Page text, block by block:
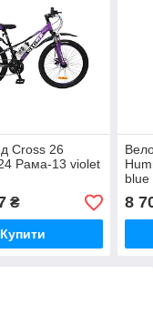
Cross 26
Рама-13 violet
₴
Купити
blue
8